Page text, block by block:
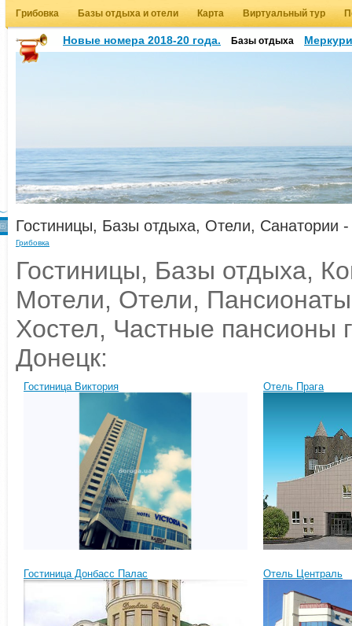
Грибовка Базы отдыха и отели Карта Виртуальный тур
Новые номера 2018-20 года. Базы отдыха
Грибовка
Гостиницы, Базы отдыха, Отели, Санатории
Гостиницы, Базы отдыха,
Мотели, Отели,
Хостел, Частные пансионы
Донецк:
Гостиница Виктория Отель Прага
Гостиница Донбасс Палас Отель Централь